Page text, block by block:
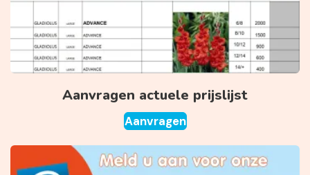
Aanvragen actuele prijslijst
Aanvragen